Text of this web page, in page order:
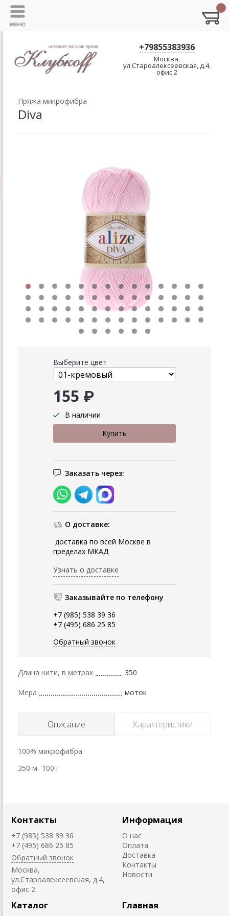
+79855383936
Москва,
ул.Староалексеевская, д.4,
офис 2
Пряжа микрофибра
Diva
Выберите цвет
155 ₽
В наличии
Заказать через:
О доставке:
доставка по всей Москве в
пределах МКАД
Узнать о доставке
Заказывайте по телефону
+7 (985) 538 39 36
+7 (495) 686 25 85
Обратный звонок
Длина нити, в метрах 350
Мера моток
Описание Характеристики
100% микрофибра
350 м- 100 г
Контакты
+7 (985) 538 39 36
+7 (495) 686 25 85
Обратный звонок
Москва,
ул.Староалексеевская, д.4,
офис 2
Информация
О нас
Оплата
Доставка
Контакты
Новости
Каталог Главная